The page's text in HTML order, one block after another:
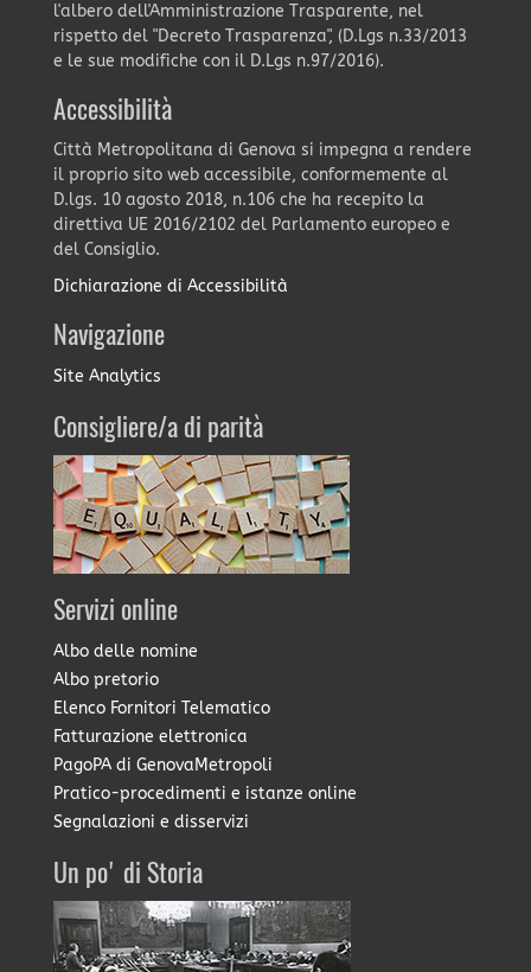
l'albero dell'Amministrazione Trasparente, nel
rispetto del "Decreto Trasparenza", (D.Lgs n.33/2013
e le sue modifiche con il D.Lgs n.97/2016).
Accessibilità
Città Metropolitana di Genova si impegna a rendere
il proprio sito web accessibile, conformemente al
D.lgs. 10 agosto 2018, n.106 che ha recepito la
direttiva UE 2016/2102 del Parlamento europeo e
del Consiglio.
Dichiarazione di Accessibilità
Navigazione
Site Analytics
Consigliere/a di parità
Servizi online
Albo delle nomine
Albo pretorio
Elenco Fornitori Telematico
Fatturazione elettronica
PagoPA di GenovaMetropoli
Pratico-procedimenti e istanze online
Segnalazioni e disservizi
Un po' di Storia